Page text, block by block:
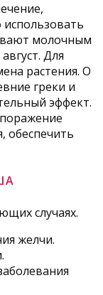
молочным
Для
растения. О
греки и
эффект.
обеспечить
случаях.
желчи.